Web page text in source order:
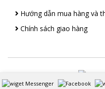
Hướng dẫn mua hàng và
Chính sách giao hàng